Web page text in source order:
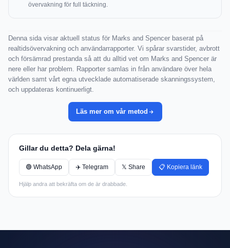
övervakning för full täckning.
Denna sida visar aktuell status för Marks and Spencer baserat på
realtidsövervakning och användarrapporter. Vi spårar svarstider, avbrott
och försämrad prestanda så att du alltid vet om Marks and Spencer är
nere eller har problem. Rapporter samlas in från användare över hela
världen samt vårt egna utvecklade automatiserade skanningssystem,
och uppdateras kontinuerligt.
Läs mer om vår metod
Gillar du detta? Dela gärna!
🟢 WhatsApp ✈️ Telegram 𝕏 Share 📋 Kopiera länk
Hjälp andra att bekräfta om de är drabbade.